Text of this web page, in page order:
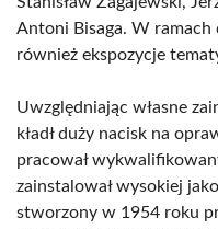
Antoni Bisaga. W ramach
również ekspozycje
Uwzględniając własne
kładł duży nacisk na
pracował
zainstalował wysokiej
stworzony w 1954 roku